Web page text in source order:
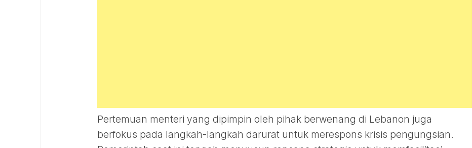
Pertemuan menteri yang dipimpin oleh pihak berwenang di Lebanon juga
berfokus pada langkah-langkah darurat untuk merespons krisis pengungsian.